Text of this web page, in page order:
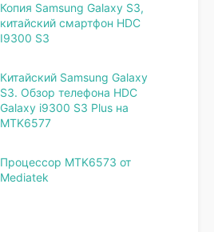
Копия Samsung Galaxy S3,
китайский смартфон HDC
I9300 S3
Китайский Samsung Galaxy
S3. Обзор телефона HDC
Galaxy i9300 S3 Plus на
MTK6577
Процессор MTK6573 от
Mediatek